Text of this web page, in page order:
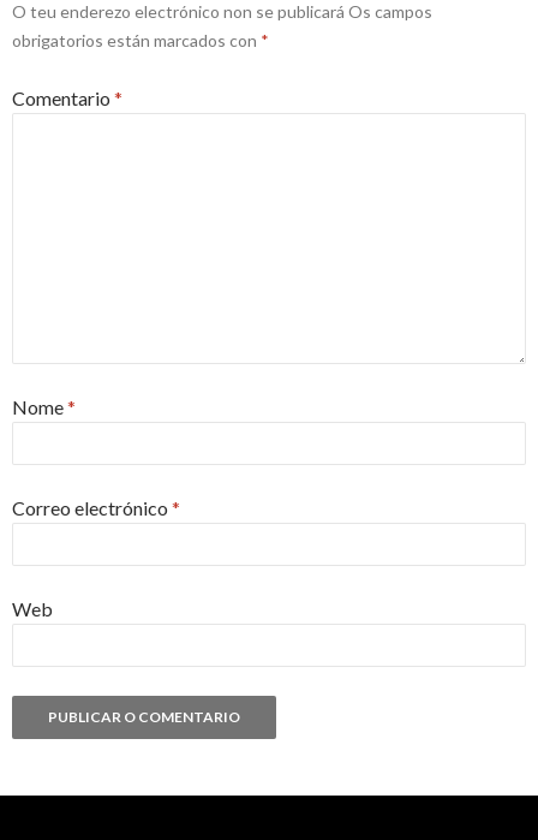
O teu enderezo electrónico non se publicará Os campos
obrigatorios están marcados con *
Comentario *
Nome*
Correo electrónico *
Web